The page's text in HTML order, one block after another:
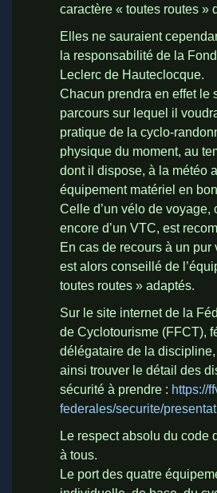
caractère « toutes routes »
Elles ne sauraient
la responsabilité de la
Leclerc de Hauteclocque.
Chacun prendra en effet le
parcours sur lequel il
pratique de la cyclo-
physique du moment, au
dont il dispose, à la météo
équipement matériel en
Celle d’un vélo de voyage,
encore d’un VTC, est
En cas de recours à un pur
est alors conseillé de
toutes routes » adaptés.
Sur le site internet de la
de Cyclotourisme (FFCT),
délégataire de la
ainsi trouver le détail des
sécurité à prendre : https://
federales/securite/
Le respect absolu du code
à tous.
Le port des quatre